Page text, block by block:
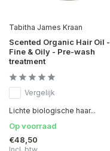
Tabitha James Kraan
Scented Organic Hair Oil -
Fine & Oily - Pre-wash
treatment
Vergelijk
Lichte biologische haar...
Op voorraad
€48,50